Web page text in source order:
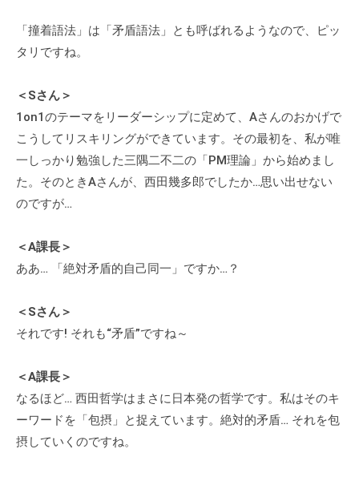
「撞着語法」は「矛盾語法」とも呼ばれるようなので、ピッ
タリですね。
＜Sさん＞
1on1のテーマをリーダーシップに定めて、Aさんのおかげで
こうしてリスキリングができています。その最初を、私が唯
一しっかり勉強した三隅二不二の「PM理論」から始めまし
た。そのときAさんが、西田幾多郎でしたか…思い出せない
のですが…
＜A課長＞
ああ… 「絶対矛盾的自己同一」ですか…？
＜Sさん＞
それです! それも“矛盾”ですね～
＜A課長＞
なるほど… 西田哲学はまさに日本発の哲学です。私はそのキ
ーワードを「包摂」と捉えています。絶対的矛盾… それを包
摂していくのですね。